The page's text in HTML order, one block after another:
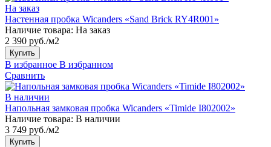
На заказ
Настенная пробка Wicanders «Sand Brick RY4R001»
Наличие товара: На заказ
2 390 руб./м2
Купить
В избранное В избранном
Сравнить
В наличии
Напольная замковая пробка Wicanders «Timide I802002»
Наличие товара: В наличии
3 749 руб./м2
Купить